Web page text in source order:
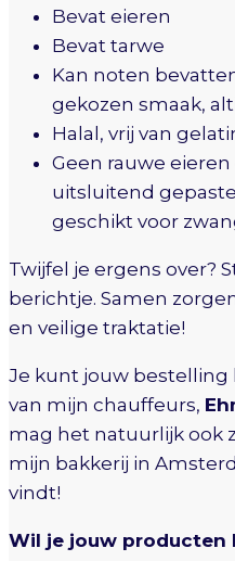
Bevat eieren
Bevat tarwe
Kan noten
gekozen smaak,
Halal, vrij van
Geen rauwe
uitsluitend
geschikt voor
Twijfel je ergens over?
berichtje. Samen
en veilige traktatie!
Je kunt jouw bestelling
van mijn chauffeurs,
mag het natuurlijk ook
mijn bakkerij in
vindt!
Wil je jouw producten